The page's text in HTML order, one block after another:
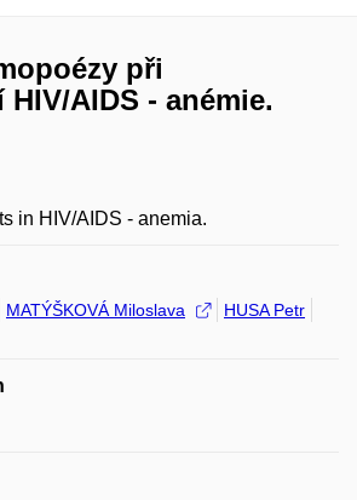
při
AIDS - anémie.
in HIV/AIDS - anemia.
MATÝŠKOVÁ Miloslava
HUSA Petr